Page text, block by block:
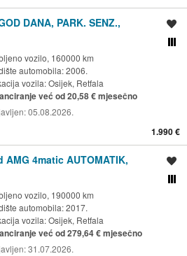
DANA, PARK. SENZ.,
vozilo, 160000 km
automobila: 2006.
vozila:Osijek, Retfala
već od 20,58 € mjesečno
05.08.2026.
1.990 €
AMG 4matic AUTOMATIK,
vozilo, 190000 km
automobila: 2017.
vozila:Osijek, Retfala
već od 279,64 € mjesečno
31.07.2026.